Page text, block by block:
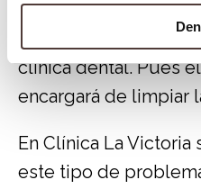
esta complicación,
es visitar un experto,
clínica dental. Pues
encargará de limpiar
En Clínica La
este tipo de